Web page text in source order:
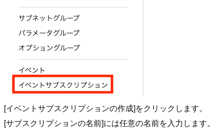
[イベントサブスクリプションの作成]をクリックします。
[サブスクリプションの名前]には任意の名前を入力します。